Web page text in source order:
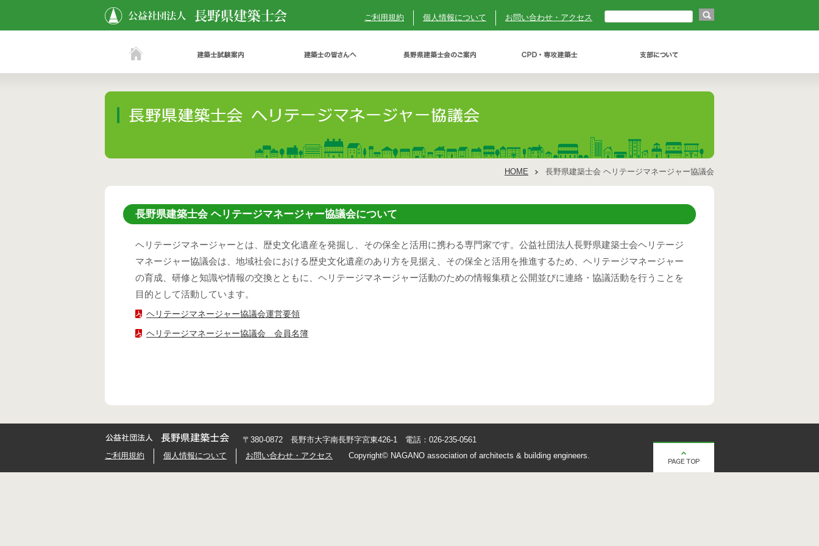
ご利用規約 個人情報について お問い合わせ・アクセス
長野県建築士会 ヘリテージマネージャー協議会
HOME
長野県建築士会 ヘリテージマネージャー協議会について
ヘリテージマネージャーとは、歴史文化遺産を発掘し、その保全と活用に携わる専門家です。公益社団法人長野県建築士会ヘリテージ
マネージャー協議会は、地域社会における歴史文化遺産のあり方を見据え、その保全と活用を推進するため、ヘリテージマネージャー
の育成、研修と知識や情報の交換とともに、ヘリテージマネージャー活動のための情報集積と公開並びに連絡・協議活動を行うことを
目的として活動しています。
ヘリテージマネージャー協議会運営要領
ヘリテージマネージャー協議会 会員名簿
〒380-0872 長野市大字南長野字宮東426-1 電話：026-235-0561
ご利用規約
個人情報について お問い合わせ・アクセス Copyright© NAGANO association of architects & building engineers.